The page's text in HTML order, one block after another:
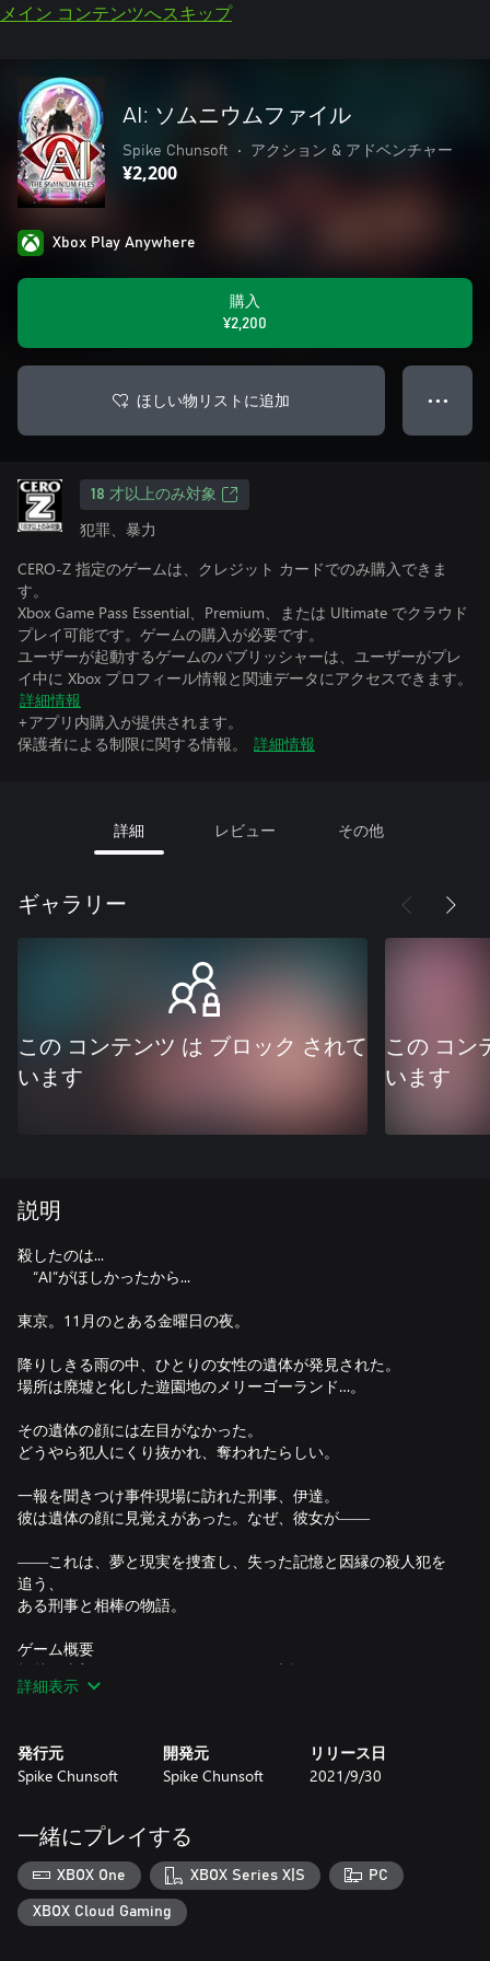
メイン コンテンツへスキップ
AI: ソムニウムファイル
Spike Chunsoft • アクション & アドベンチャー
¥2,200
Xbox Play Anywhere
購入
¥2,200
ほしい物リストに追加 ● ● ●
18 才以上のみ対象
犯罪、暴力
CERO-Z 指定のゲームは、クレジット カードでのみ購入できま
す。
Xbox Game Pass Essential、Premium、または Ultimate でクラウド
プレイ可能です。ゲームの購入が必要です。
ユーザーが起動するゲームのパブリッシャーは、ユーザーがプレ
イ中に Xbox プロフィール情報と関連データにアクセスできます。
詳細情報
+アプリ内購入が提供されます。
保護者による制限に関する情報。
詳細情報
詳細 レビュー その他
ギャラリー
この コンテンツ は ブロック されて
います
この コン
います
説明
殺したのは...
“AI”がほしかったから...
東京。11月のとある金曜日の夜。
降りしきる雨の中、ひとりの女性の遺体が発見された。
場所は廃墟と化した遊園地のメリーゴーランド…。
その遺体の顔には左目がなかった。
どうやら犯人にくり抜かれ、奪われたらしい。
一報を聞きつけ事件現場に訪れた刑事、伊達。
彼は遺体の顔に見覚えがあった。なぜ、彼女が――
――これは、夢と現実を捜査し、失った記憶と因縁の殺人犯を
追う、
ある刑事と相棒の物語。
ゲーム概要
打越鋼太郎×コザキユースケ による本格アドベンチャーゲー
ム！
ート』と夢の世界で意識の奥底に隠された真実を見つけ出す
『ソムニウムパート』を行き来しながら犯人を見つけ出す本格
詳細表示
発行元
Spike Chunsoft
開発元
Spike Chunsoft
リリース日
2021/9/30
一緒にプレイする
XBOX One XBOX Series X|S PC
XBOX Cloud Gaming